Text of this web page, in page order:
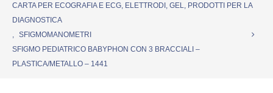
CARTA PER ECOGRAFIA E ECG, ELETTRODI, GEL, PRODOTTI PER LA
DIAGNOSTICA
, SFIGMOMANOMETRI
SFIGMO PEDIATRICO BABYPHON CON 3 BRACCIALI –
PLASTICA/METALLO – 1441